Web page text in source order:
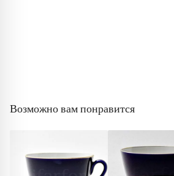
Возможно вам понравится